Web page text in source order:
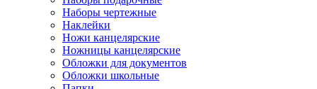
Наборы чертежные
Наклейки
Ножи канцелярские
Ножницы канцелярские
Обложки для документов
Обложки школьные